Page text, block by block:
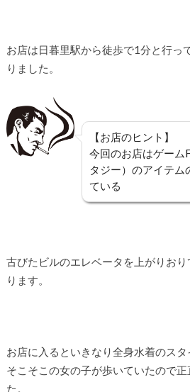
お店は日暮里駅から徒歩で1分と行っ
りました。
【お店のヒント】
今回のお店はゲーム
タジー）のアイテム
ている
古びたビルのエレベータを上がりお
ります。
お店に入るといきなり全身水着のス
そこそこの女の子が歩いていたので
た。